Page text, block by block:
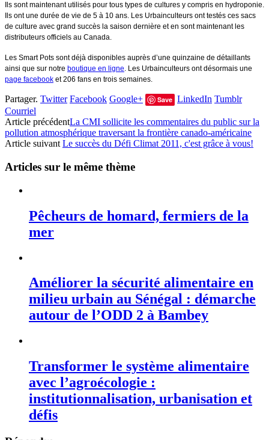
Ils sont maintenant utilisés pour tous types de cultures y compris en hydroponie.
Ils ont une durée de vie de 5 à 10 ans. Les Urbainculteurs ont testés ces sacs
de culture avec grand succès la saison dernière et en sont maintenant les
distributeurs officiels au Canada.
Les Smart Pots sont déjà disponibles auprès d’une quinzaine de détaillants
ainsi que sur notre boutique en ligne. Les Urbainculteurs ont désormais une
page facebook et 206 fans en trois semaines.
Partager. Twitter Facebook Google+ Save LinkedIn Tumblr
Courriel
Article précédentLa CMI sollicite les commentaires du public sur la
pollution atmosphérique traversant la frontière canado-américaine
Article suivant Le succès du Défi Climat 2011, c'est grâce à vous!
Articles sur le même thème
Pêcheurs de homard, fermiers de la
mer
Améliorer la sécurité alimentaire en
milieu urbain au Sénégal : démarche
autour de l’ODD 2 à Bambey
Transformer le système alimentaire
avec l’agroécologie :
institutionnalisation, urbanisation et
défis